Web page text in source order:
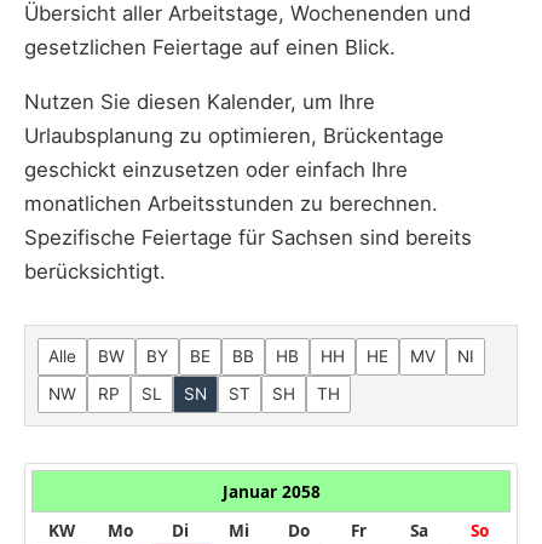
Übersicht aller Arbeitstage, Wochenenden und
gesetzlichen Feiertage auf einen Blick.
Nutzen Sie diesen Kalender, um Ihre
Urlaubsplanung zu optimieren, Brückentage
geschickt einzusetzen oder einfach Ihre
monatlichen Arbeitsstunden zu berechnen.
Spezifische Feiertage für Sachsen sind bereits
berücksichtigt.
Alle BW BY BE BB HB HH HE MV
NI
NW
RP SL SN ST SH TH
Januar 2058
KW
Mo Di Mi Do Fr Sa So